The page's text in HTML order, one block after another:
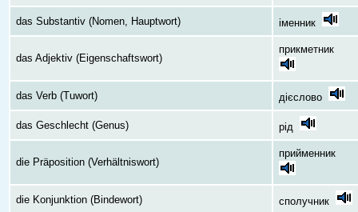
das Substantiv (Nomen, Hauptwort) іменник
das Adjektiv (Eigenschaftswort)
прикметник
das Verb (Tuwort) дієслово
das Geschlecht (Genus) рід
die Präposition (Verhältniswort)
прийменник
die Konjunktion (Bindewort) сполучник